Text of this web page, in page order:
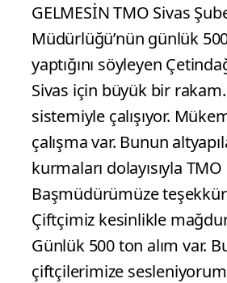
GELMESİN TMO Sivas
Müdürlüğü’nün günlük
yaptığını söyleyen
Sivas için büyük bir
sistemiyle çalışıyor.
çalışma var. Bunun
kurmaları dolayısıyla TMO
Başmüdürümüze
Çiftçimiz kesinlikle
Günlük 500 ton alım var.
çiftçilerimize